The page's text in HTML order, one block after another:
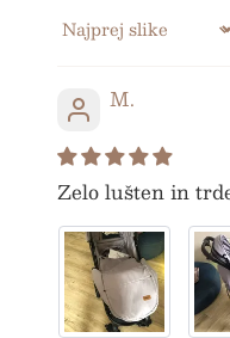
Sort by
M.
Zelo lušten in